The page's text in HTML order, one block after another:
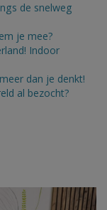
de snelweg
je mee?
Indoor
dan je denkt!
al bezocht?